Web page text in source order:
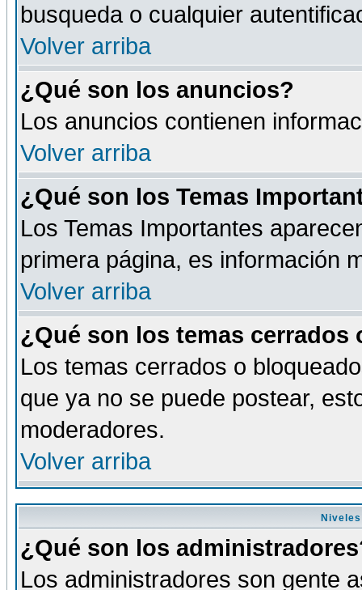
busqueda o cualquier
Volver arriba
¿Qué son los anuncios?
Los anuncios contienen
Volver arriba
¿Qué son los Temas
Los Temas Importantes
primera página, es información
Volver arriba
¿Qué son los temas cerrados
Los temas cerrados o
que ya no se puede postear,
moderadores.
Volver arriba
¿Qué son los
Los administradores son gente